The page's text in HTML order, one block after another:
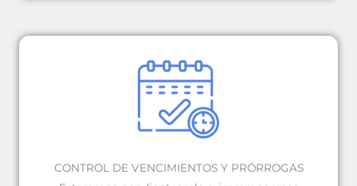
CONTROL DE VENCIMIENTOS Y PRÓRROGAS